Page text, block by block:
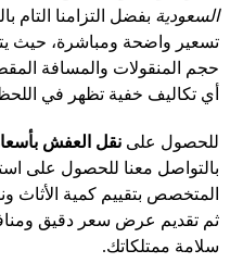
السعودية بفضل التزامنا التام
تسعير واضحة ومباشرة، حيث
حجم المنقولات والمسافة
أي تكاليف خفية تظهر في
للحصول علىنقل العفش
بالتواصل معنا للحصول على
المتخصص بتقييم كمية الأثاث
ثم تقديم عرض سعر دقيق
سلامة ممتلكاتك.